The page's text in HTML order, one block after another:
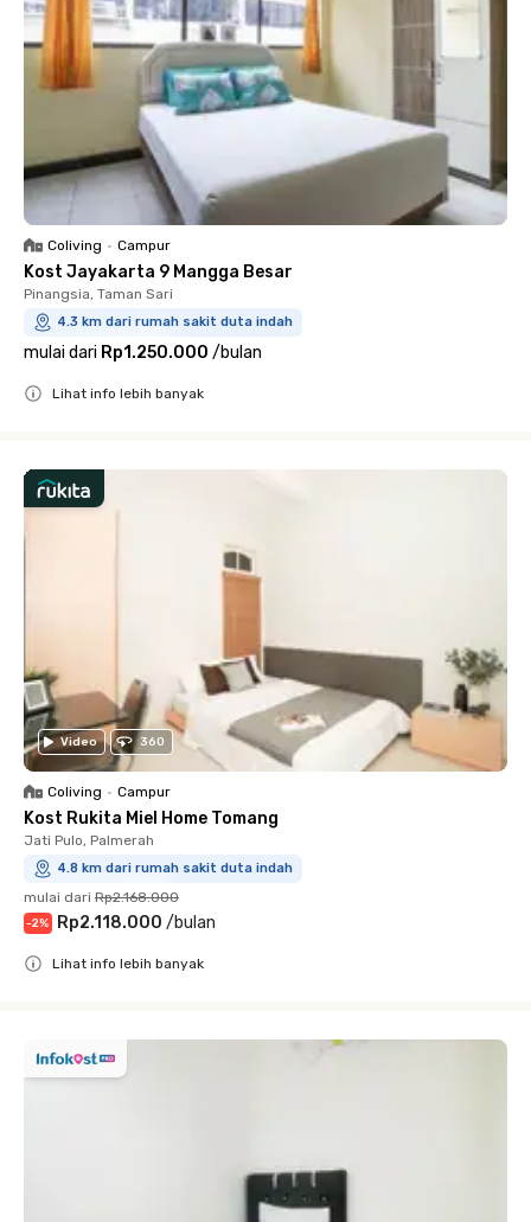
Coliving • Campur
Kost Jayakarta 9 Mangga Besar
Pinangsia, Taman Sari
4.3 km dari rumah sakit duta indah
mulai dari Rp1.250.000 /bulan
Lihat info lebih banyak
Video 360
Coliving • Campur
Kost Rukita Miel Home Tomang
Jati Pulo, Palmerah
4.8 km dari rumah sakit duta indah
mulai dari Rp2.168.000
-2% Rp2.118.000 /bulan
Lihat info lebih banyak